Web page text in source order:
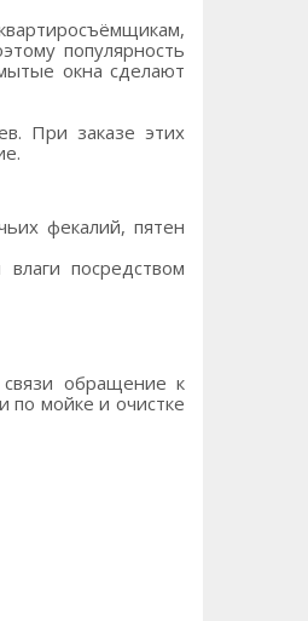
популярность
окна сделают
При заказе этих
фекалий, пятен
посредством
обращение к
по мойке и очистке